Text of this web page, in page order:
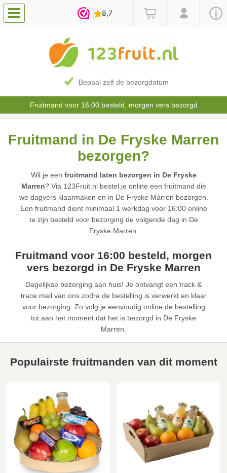
Bepaal zelf de bezorgdatum
Fruitmand voor 16:00 besteld, morgen vers bezorgd
Fruitmand in De Fryske Marren
bezorgen?
Wil je een fruitmand laten bezorgen in De Fryske
Marren? Via 123Fruit.nl bestel je online een fruitmand die
we dagvers klaarmaken en in De Fryske Marren bezorgen.
Een fruitmand dient minimaal 1 werkdag voor 16:00 online
te zijn besteld voor bezorging de volgende dag in De
Fryske Marren.
Fruitmand voor 16:00 besteld, morgen
vers bezorgd in De Fryske Marren
Dagelijkse bezorging aan huis! Je ontvangt een track &
trace mail van ons zodra de bestelling is verwerkt en klaar
voor bezorging. Zo volg je eenvoudig online de bestelling
tot aan het moment dat het is bezorgd in De Fryske
Marren.
Populairste fruitmanden van dit moment